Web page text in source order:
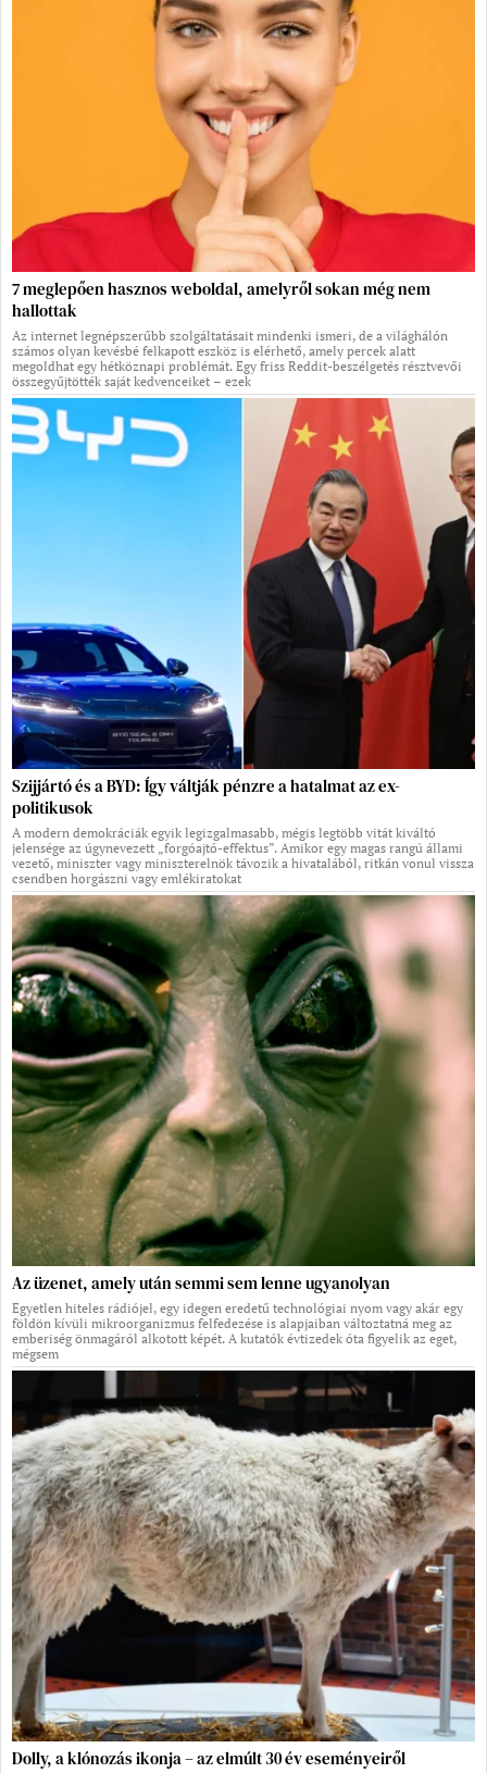
7 meglepően hasznos weboldal, amelyről sokan még nem
hallottak
Az internet legnépszerűbb szolgáltatásait mindenki ismeri, de a világhálón
számos olyan kevésbé felkapott eszköz is elérhető, amely percek alatt
megoldhat egy hétköznapi problémát. Egy friss Reddit-beszélgetés résztvevői
összegyűjtötték saját kedvenceiket – ezek
Szijjártó és a BYD: Így váltják pénzre a hatalmat az ex-
politikusok
A modern demokráciák egyik legizgalmasabb, mégis legtöbb vitát kiváltó
jelensége az úgynevezett „forgóajtó-effektus”. Amikor egy magas rangú állami
vezető, miniszter vagy miniszterelnök távozik a hivatalából, ritkán vonul vissza
csendben horgászni vagy emlékiratokat
Az üzenet, amely után semmi sem lenne ugyanolyan
Egyetlen hiteles rádiójel, egy idegen eredetű technológiai nyom vagy akár egy
földön kívüli mikroorganizmus felfedezése is alapjaiban változtatná meg az
emberiség önmagáról alkotott képét. A kutatók évtizedek óta figyelik az eget,
mégsem
Dolly, a klónozás ikonja – az elmúlt 30 év eseményeiről